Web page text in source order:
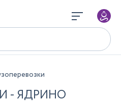
- ЯДРИНО